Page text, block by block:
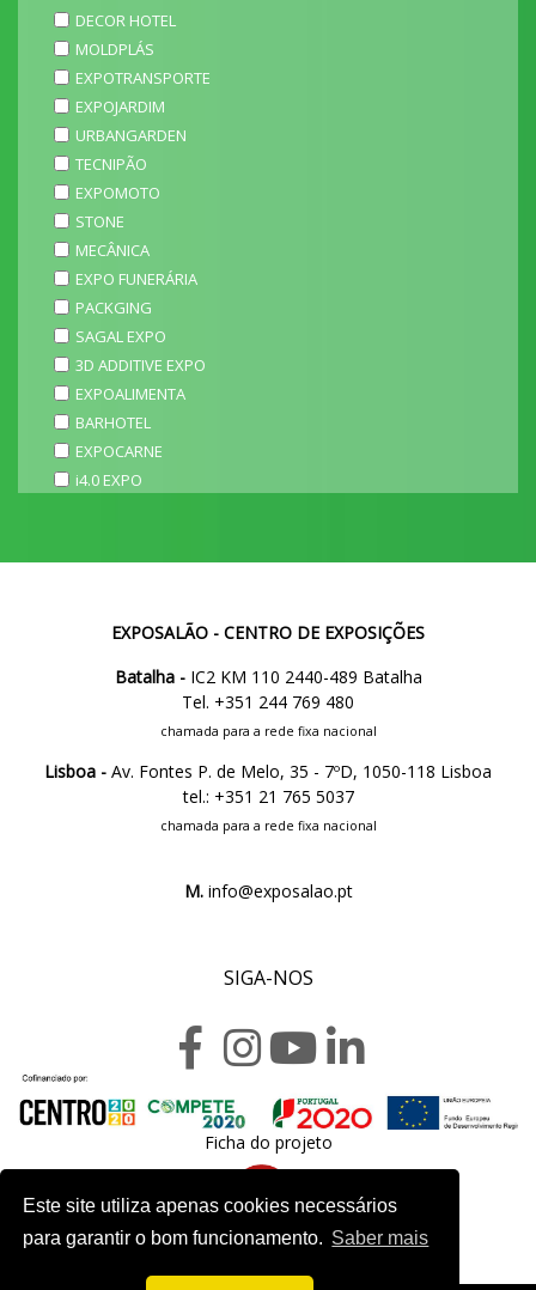
Este site utiliza apenas cookies necessários
para garantir o bom funcionamento. Saber mais
DECOR HOTEL
MOLDPLÁS
EXPOTRANSPORTE
EXPOJARDIM
URBANGARDEN
TECNIPÃO
EXPOMOTO
STONE
MECÂNICA
EXPO FUNERÁRIA
PACKGING
SAGAL EXPO
3D ADDITIVE EXPO
EXPOALIMENTA
BARHOTEL
EXPOCARNE
i4.0 EXPO
EXPOSALÃO - CENTRO DE EXPOSIÇÕES
Batalha -IC2 KM 110 2440-489 Batalha
Tel. +351 244 769 480
chamada para a rede fixa nacional
Lisboa - Av. Fontes P. de Melo, 35 - 7ºD, 1050-118 Lisboa
tel.: +351 21 765 5037
chamada para a rede fixa nacional
M.info@exposalao.pt
SIGA-NOS
Ficha do projeto